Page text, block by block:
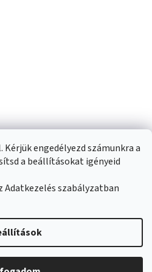
engedélyezd számunkra a
a beállításokat igényeid
szabályzatban
készítette
jog fenntartva.